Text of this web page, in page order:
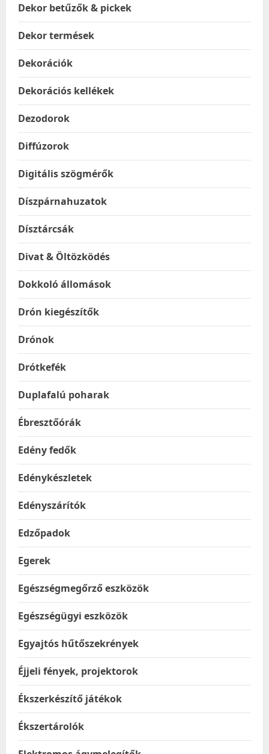
Dekor betűzők & pickek
Dekor termések
Dekorációk
Dekorációs kellékek
Dezodorok
Diffúzorok
Digitális szögmérők
Díszpárnahuzatok
Dísztárcsák
Divat & Öltözködés
Dokkoló állomások
Drón kiegészítők
Drónok
Drótkefék
Duplafalú poharak
Ébresztőórák
Edény fedők
Edénykészletek
Edényszárítók
Edzőpadok
Egerek
Egészségmegőrző eszközök
Egészségügyi eszközök
Egyajtós hűtőszekrények
Éjjeli fények, projektorok
Ékszerkészítő játékok
Ékszertárolók